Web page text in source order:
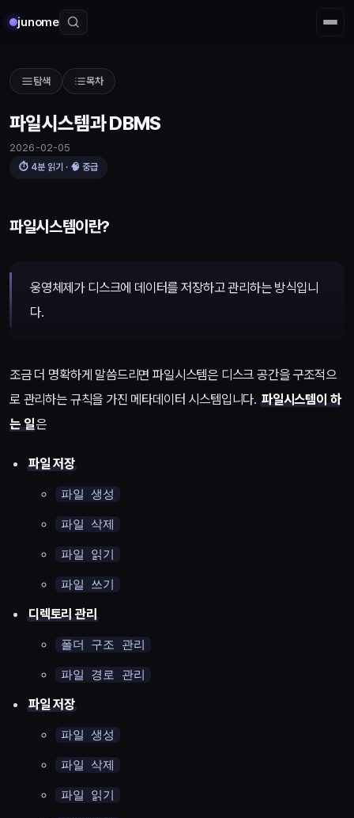
junome
탐색 목차
파일시스템과 DBMS
2026-02-05
⏱ 4분 읽기 · 🧠 중급
파일시스템과 DBMS
파일시스템이란?
웅영체제가 디스크에 데이터를 저장하고 관리하는 방식입니
다.
조금 더 명확하게 말씀드리면 파일시스템은 디스크 공간을 구조적으
로 관리하는 규칙을 가진 메타데이터 시스템입니다. 파일시스템이 하
는 일은
파일 저장
파일 생성
파일 삭제
파일 읽기
파일 쓰기
디렉토리 관리
폴더 구조 관리
파일 경로 관리
파일 저장
파일 생성
파일 삭제
파일 읽기